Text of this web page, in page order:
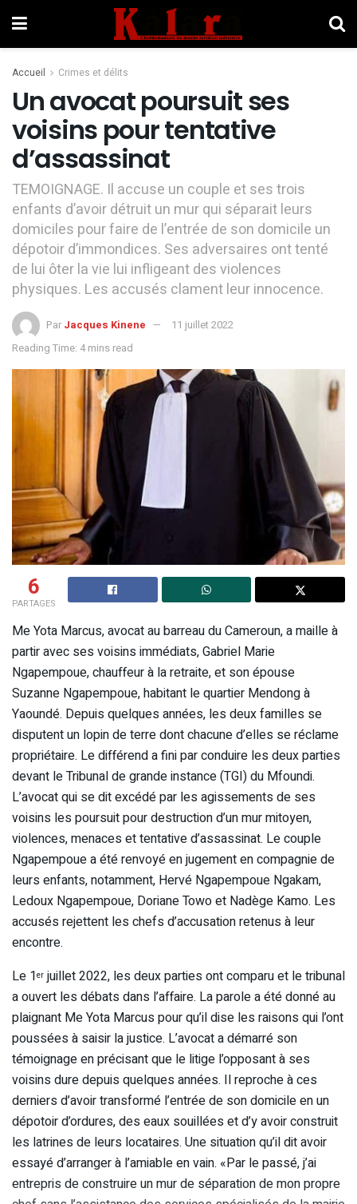
Accueil Crimes et délits
Un avocat poursuit ses
voisins pour tentative
d’assassinat
TEMOIGNAGE. Il accuse un couple et ses trois
enfants d’avoir détruit un mur qui séparait leurs
domiciles pour faire de l’entrée de son domicile un
dépotoir d’immondices. Ses adversaires ont tenté
de lui ôter la vie lui infligeant des violences
physiques. Les accusés clament leur innocence.
Par Jacques Kinene
11 juillet 2022
Reading Time: 4 mins read
6
PARTAGES
Me Yota Marcus, avocat au barreau du Cameroun, a maille à
partir avec ses voisins immédiats, Gabriel Marie
Ngapempoue, chauffeur à la retraite, et son épouse
Suzanne Ngapempoue, habitant le quartier Mendong à
Yaoundé. Depuis quelques années, les deux familles se
disputent un lopin de terre dont chacune d’elles se réclame
propriétaire. Le différend a fini par conduire les deux parties
devant le Tribunal de grande instance (TGI) du Mfoundi.
L’avocat qui se dit excédé par les agissements de ses
voisins les poursuit pour destruction d’un mur mitoyen,
violences, menaces et tentative d’assassinat. Le couple
Ngapempoue a été renvoyé en jugement en compagnie de
leurs enfants, notamment, Hervé Ngapempoue Ngakam,
Ledoux Ngapempoue, Doriane Towo et Nadège Kamo. Les
accusés rejettent les chefs d’accusation retenus à leur
encontre.
Le 1er juillet 2022, les deux parties ont comparu et le tribunal
a ouvert les débats dans l’affaire. La parole a été donné au
plaignant Me Yota Marcus pour qu’il dise les raisons qui l’ont
poussées à saisir la justice. L’avocat a démarré son
témoignage en précisant que le litige l’opposant à ses
voisins dure depuis quelques années. Il reproche à ces
derniers d’avoir transformé l’entrée de son domicile en un
dépotoir d’ordures, des eaux souillées et d’y avoir construit
les latrines de leurs locataires. Une situation qu’il dit avoir
essayé d’arranger à l’amiable en vain. «Par le passé, j’ai
entrepris de construire un mur de séparation de mon propre